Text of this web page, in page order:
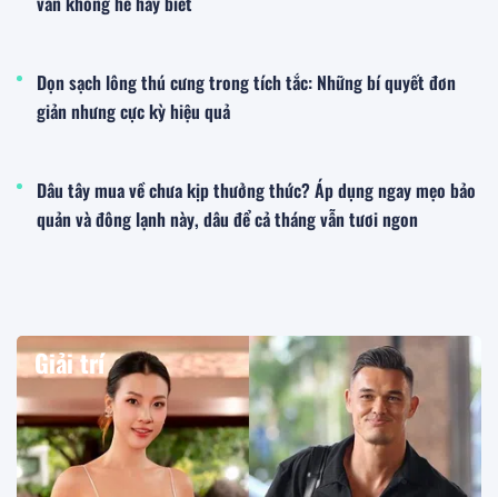
Dọn sạch lông thú cưng trong tích tắc: Những bí quyết đơn
giản nhưng cực kỳ hiệu quả
Dâu tây mua về chưa kịp thưởng thức? Áp dụng ngay mẹo bảo
quản và đông lạnh này, dâu để cả tháng vẫn tươi ngon
Giải trí